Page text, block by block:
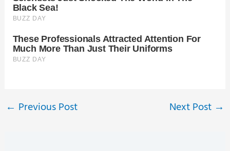
← Previous Post Next Post →